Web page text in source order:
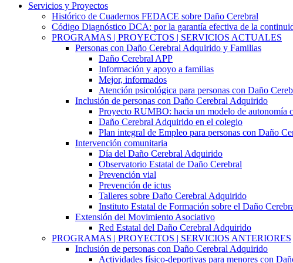
Servicios y Proyectos
Histórico de Cuadernos FEDACE sobre Daño Cerebral
Código Diagnóstico DCA: por la garantía efectiva de la
PROGRAMAS | PROYECTOS | SERVICIOS ACTUALES
Personas con Daño Cerebral Adquirido y Familias
Daño Cerebral APP
Información y apoyo a familias
Mejor, informados
Atención psicológica para personas con Daño
Inclusión de personas con Daño Cerebral Adquirido
Proyecto RUMBO: hacia un modelo de autonomía
Daño Cerebral Adquirido en el colegio
Plan integral de Empleo para personas con Daño
Intervención comunitaria
Día del Daño Cerebral Adquirido
Observatorio Estatal de Daño Cerebral
Prevención vial
Prevención de ictus
Talleres sobre Daño Cerebral Adquirido
Instituto Estatal de Formación sobre el Daño
Extensión del Movimiento Asociativo
Red Estatal del Daño Cerebral Adquirido
PROGRAMAS | PROYECTOS | SERVICIOS ANTERIORES
Inclusión de personas con Daño Cerebral Adquirido
Actividades físico-deportivas para menores con